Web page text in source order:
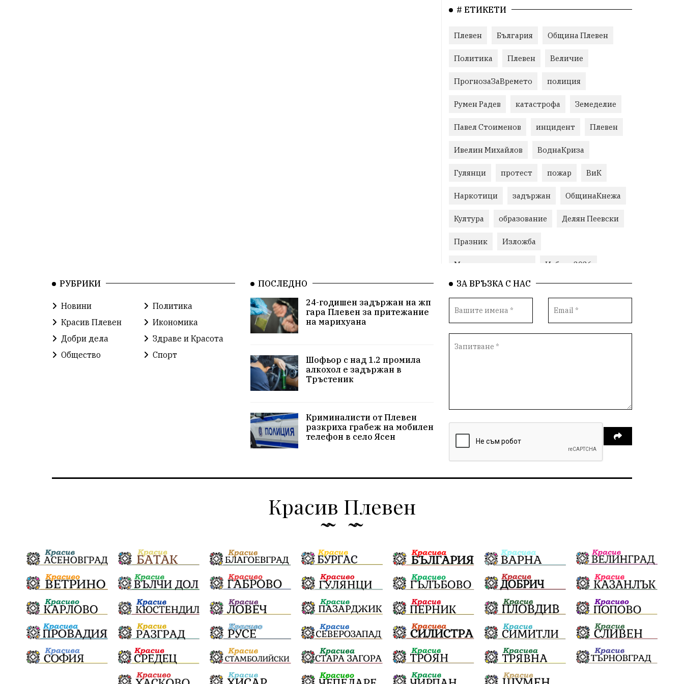
# ЕТИКЕТИ
Плевен България Община Плевен
Политика Плевен Величие
ПрогнозаЗаВремето полиция
Румен Радев катастрофа Земеделие
Павел Стоименов инцидент Плевен
Ивелин Михайлов ВоднаКриза
Гулянци протест пожар ВиК
Наркотици задържан ОбщинаКнежа
Култура образование Делян Пеевски
Празник Изложба
Министерски съвет Избори2026
Корупция воден режим
ЛетниПожари ОбластПлевен
ученици ремонти Красив Плевен
Ивелин Михайлов инфраструктура
здравеопазване задържани
Народно събрание прокуратура
Бюджет2026 Плевенско Новини
Традиции Избори Фолклор
Концерти спорт ПТП ГДБОП
Финансиране Купуване на гласове
Разследване
РУБРИКИ
Новини
Политика
Красив Плевен
Икономика
Добри дела
Здраве и Красота
Общество
Спорт
ПОСЛЕДНО
24-годишен задържан на жп
гара Плевен за притежание
на марихуана
Шофьор с над 1.2 промила
алкохол е задържан в
Тръстеник
Криминалисти от Плевен
разкриха грабеж на мобилен
телефон в село Ясен
ЗА ВРЪЗКА С НАС
Красив Плевен